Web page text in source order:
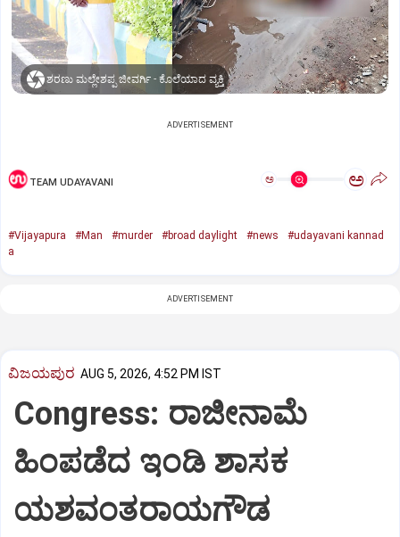
ಶರಣು ಮಲ್ಲೇಶಪ್ಪ ಜೀವರ್ಗಿ - ಕೊಲೆಯಾದ ವ್ಯಕ್ತಿ
ADVERTISEMENT
TEAM UDAYAVANI ಅ ಅ
#Vijayapura #Man #murder #broad daylight #news
#udayavani kannad
a
ADVERTISEMENT
ವಿಜಯಪುರ AUG 5, 2026, 4:52 PM IST
Congress: ರಾಜೀನಾಮೆ
ಹಿಂಪಡೆದ ಇಂಡಿ ಶಾಸಕ
ಯಶವಂತರಾಯಗೌಡ